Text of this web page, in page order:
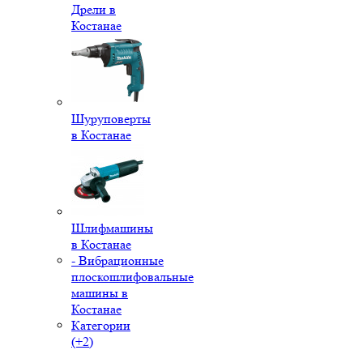
Дрели в
Костанае
Шуруповерты
в Костанае
Шлифмашины
в Костанае
- Вибрационные
плоскошлифовальные
машины в
Костанае
Категории
(+2)